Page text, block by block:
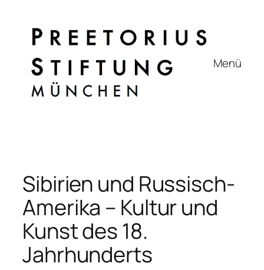
springen
Menü
Sibirien und Russisch-
Amerika – Kultur und
Kunst des 18.
Jahrhunderts